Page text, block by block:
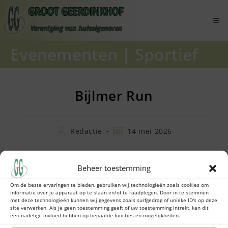
Beheer toestemming
Om de beste ervaringen te bieden, gebruiken wij technologieën zoals cookies om
informatie over je apparaat op te slaan en/of te raadplegen. Door in te stemmen
met deze technologieën kunnen wij gegevens zoals surfgedrag of unieke ID's op deze
site verwerken. Als je geen toestemming geeft of uw toestemming intrekt, kan dit
een nadelige invloed hebben op bepaalde functies en mogelijkheden.
naar
inhoud
Evenementen | Sportief
Bijlmer Run
BerichtRedactie
Bericht
op:
14 mei 2026
Op 16 mei is de vijfde editie van de Bijlmer Run.
Tijdens het evenement kunt u sommige fietspaden
tijdelijk niet gebruiken.
Het programma en de routes